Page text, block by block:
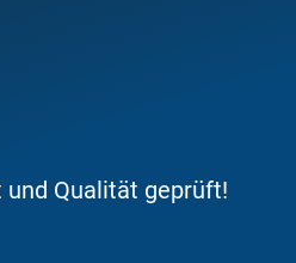
und Qualität geprüft!